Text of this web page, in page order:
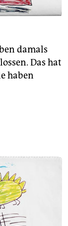
damals
Das hat
haben